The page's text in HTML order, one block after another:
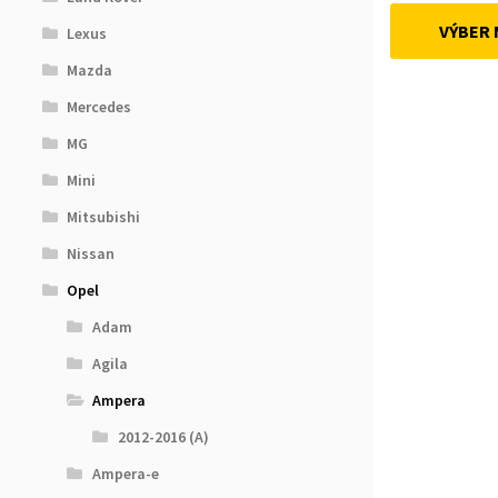
Lexus
Mazda
Mercedes
MG
Mini
Mitsubishi
Nissan
Opel
Adam
Agila
Ampera
2012-2016 (A)
Ampera-e
VÝBER